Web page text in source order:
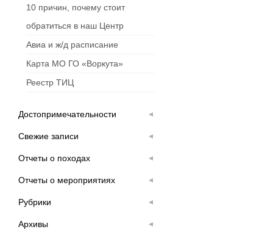
10 причин, почему стоит
обратиться в наш Центр
Авиа и ж/д расписание
Карта МО ГО «Воркута»
Реестр ТИЦ
Достопримечательности
Свежие записи
Отчеты о походах
Отчеты о мероприятиях
Рубрики
Архивы